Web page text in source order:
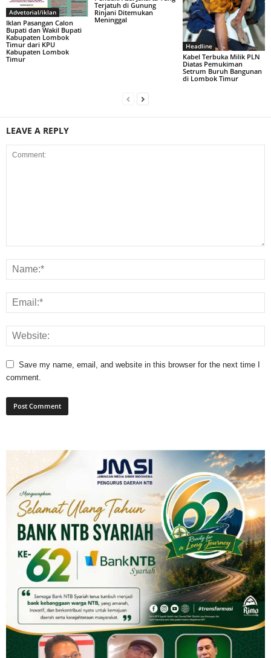
Advetorial/iklan
Iklan Pasangan Calon
Bupati dan Wakil Bupati
Kabupaten Lombok
Timur dari KPU
Kabupaten Lombok
Timur
Terjatuh di Gunung
Rinjani Ditemukan
Meninggal
Headline
Kabel Terbuka Milik PLN
Diatas Pemukiman
Setrum Buruh Bangunan
di Lombok Timur
LEAVE A REPLY
Save my name, email, and website in this browser for the next time I
comment.